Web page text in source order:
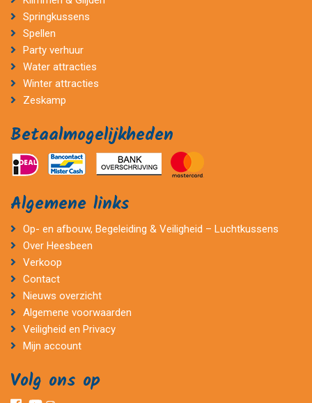
Springkussens
Spellen
Party verhuur
Water attracties
Winter attracties
Zeskamp
Betaalmogelijkheden
Algemene links
Op- en afbouw, Begeleiding & Veiligheid – Luchtkussens
Over Heesbeen
Verkoop
Contact
Nieuws overzicht
Algemene voorwaarden
Veiligheid en Privacy
Mijn account
Volg ons op